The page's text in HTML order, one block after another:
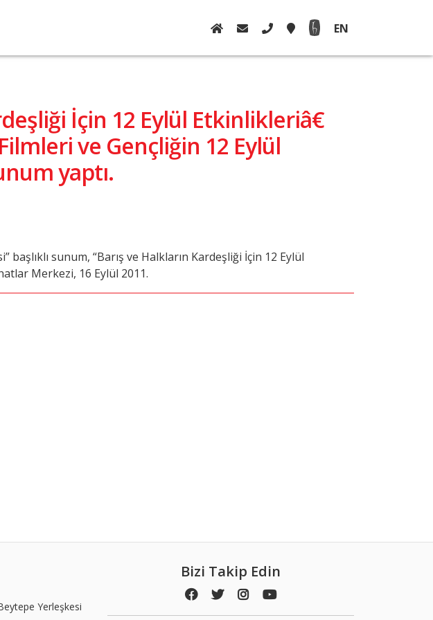
EN
İçin 12 Eylül Etkinlikleriâ€
ve Gençliğin 12 Eylül
yaptı.
başlıklı sunum, “Barış ve Halkların Kardeşliği İçin 12 Eylül
Merkezi, 16 Eylül 2011.
Yerleşkesi
Bizi Takip Edin